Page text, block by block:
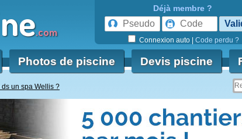
.com
Déjà membre ?
Connexion auto Code perdu ?
Photos de piscine Devis piscine
un spa Wellis ?